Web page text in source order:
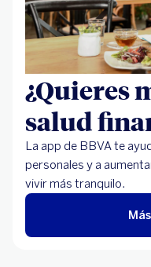
¿Quieres
salud
La app de BBVA te
personales y a
vivir más tranquilo.